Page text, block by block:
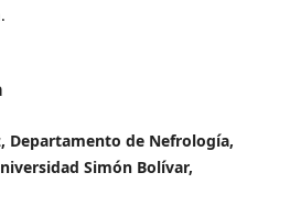
Departamento de Nefrología,
Simón Bolívar,